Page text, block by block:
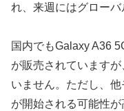
れ、来週にはグローバ
国内でもGalaxy A36
が販売されています
いません。ただし、
が開始される可能性が